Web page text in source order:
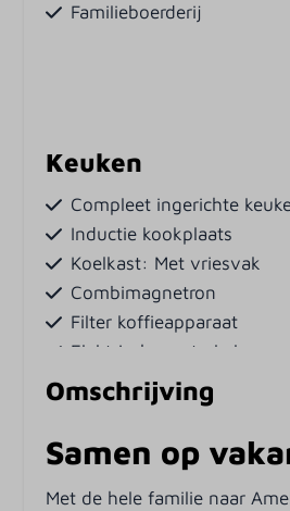
Familieboerderij
Keuken
Compleet ingerichte
Inductie kookplaats
Koelkast: Met vriesvak
Combimagnetron
Filter koffieapparaat
Elektrische waterkoker
Pannen
Drinkglazen
Afzuigkap
Omschrijving
Samen op
Met de hele familie naar